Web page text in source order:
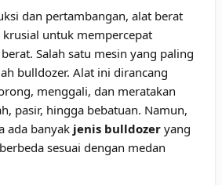
dan pertambangan, alat berat
untuk mempercepat
Salah satu mesin yang paling
bulldozer. Alat ini dirancang
menggali, dan meratakan
pasir, hingga bebatuan. Namun,
ada banyak jenis bulldozer yang
sesuai dengan medan